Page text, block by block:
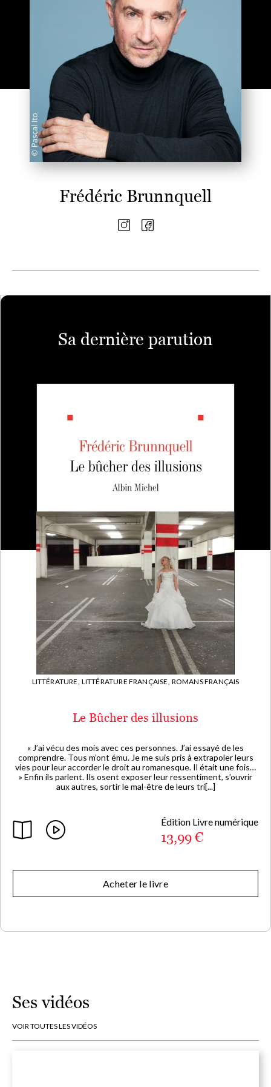
Frédéric Brunnquell
Sa dernière parution
LITTÉRATURE, LITTÉRATURE FRANÇAISE, ROMANS FRANÇAIS
Le Bûcher des illusions
« J’ai vécu des mois avec ces personnes. J’ai essayé de les
comprendre. Tous m’ont ému. Je me suis pris à extrapoler leurs
vies pour leur accorder le droit au romanesque. Il était une fois…
» Enfin ils parlent. Ils osent exposer leur ressentiment, s’ouvrir
aux autres, sortir le mal-être de leurs tri[...]
Édition Livre numérique
13,99 €
Acheter le livre
Ses vidéos
VOIR TOUTES LES VIDÉOS